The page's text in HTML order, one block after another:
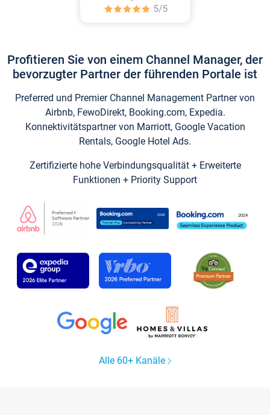
Profitieren Sie von einem Channel Manager, der
bevorzugter Partner der führenden Portale ist
Preferred und Premier Channel Management Partner von
Airbnb, FewoDirekt, Booking.com, Expedia.
Konnektivitätspartner von Marriott, Google Vacation
Rentals, Google Hotel Ads.
Zertifizierte hohe Verbindungsqualität + Erweiterte
Funktionen + Priority Support
Alle 60+ Kanäle